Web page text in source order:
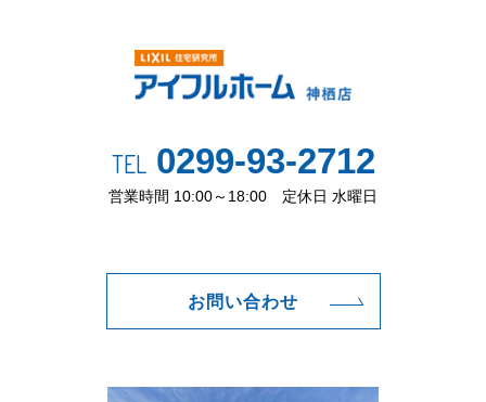
TEL0299-93-2712
営業時間 10:00～18:00 定休日 水曜日
お問い合わせ